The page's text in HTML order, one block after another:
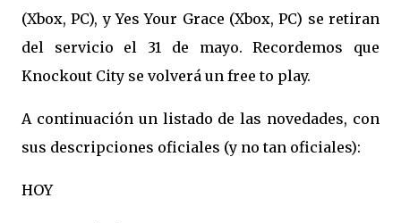
(Xbox, PC), y Yes Your Grace (Xbox, PC) se retiran
del servicio el 31 de mayo. Recordemos que
Knockout City se volverá un free to play.
A continuación un listado de las novedades, con
sus descripciones oficiales (y no tan oficiales):
HOY